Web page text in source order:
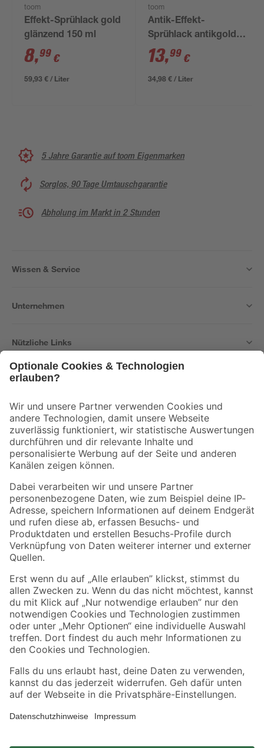
toom
Effekt-Sprühlack gold
glänzend 150 ml
8,99 €
59,93 € / Liter
toom
Antik-Effekt-
Sprühlack antikgold
glänzend 400 ml
13,99 €
34,98 € / Liter
5 Jahre Garantie auf toom Eigenmarken
Sorglos, 90 Tage Umtauschgarantie
Abholung im Markt in 2 Stunden
Wissen & Service
Unternehmen
Nützliche Links
Der toom Newsletter: Keine Angebote und Aktionen mehr verpassen!
Zur Newsletter Anmeldung
Folge uns
Zahlungsarten Versandarten
Sicher einkaufen
Jetzt die toom-App herunterladen
Alle Preisangaben in EUR inkl. gesetzl. MwSt.. Die dargestellten Angebote sind unter
Umständen nicht in allen Märkten verfügbar. Die angegebenen Verfügbarkeiten beziehen
Produkte nur solange der Vorrat reicht.
*Paketversand ab 59 € versandkostenfrei, gilt nicht für Artikel mit Speditionsversand, hier